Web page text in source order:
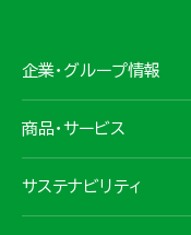
企業・グループ情報
商品・サービス
サステナビリティ